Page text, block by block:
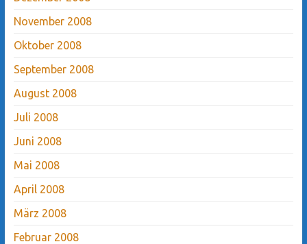
November 2008
Oktober 2008
September 2008
August 2008
Juli 2008
Juni 2008
Mai 2008
April 2008
März 2008
Februar 2008